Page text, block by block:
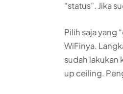
“status”. Jika
Pilih saja yang
WiFinya.
sudah lakukan
up ceiling.